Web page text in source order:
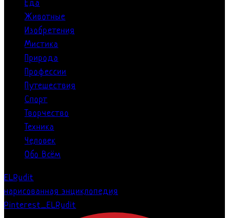
Еда
Животные
Изобретения
Мистика
Природа
Профессии
Путешествия
Спорт
Творчество
Техника
Человек
Обо Всём
ELRudit
нарисованная энциклопедия
Pinterest_ELRudit